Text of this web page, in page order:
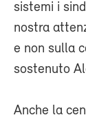
sistemi i
nostra
e non sulla
sostenuto
Anche la